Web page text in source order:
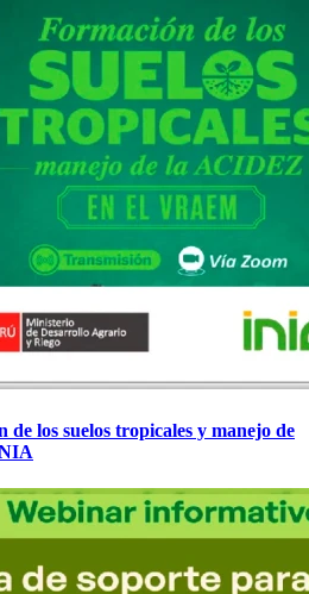
los suelos tropicales y manejo de